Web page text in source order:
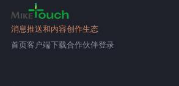
消息推送和内容创作生态
首页客户端下载合作伙伴登录